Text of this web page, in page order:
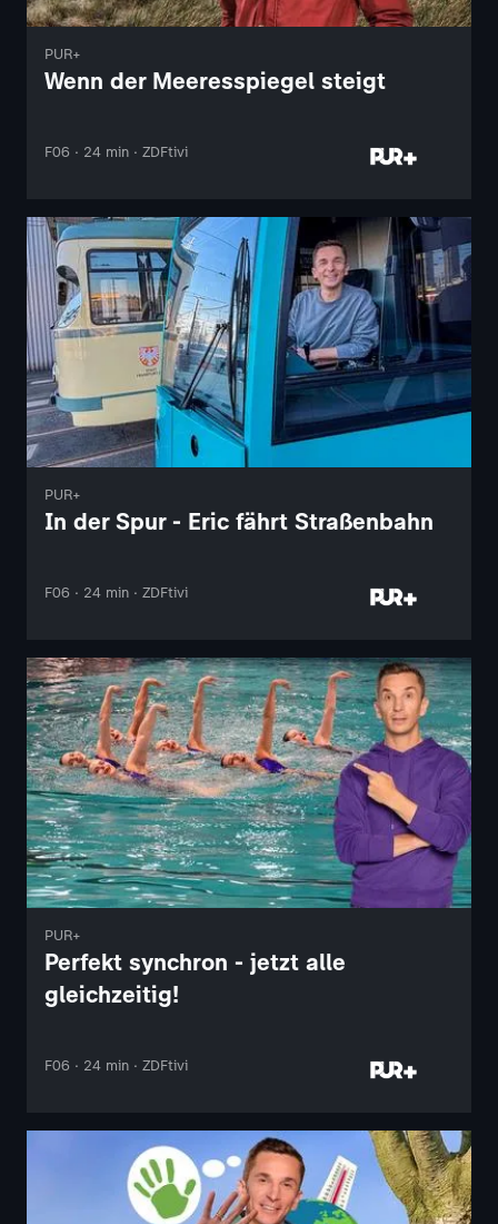
PUR+
Wenn der Meeresspiegel steigt
F06 · 24 min · ZDFtivi
PUR+
In der Spur - Eric fährt Straßenbahn
F06 · 24 min · ZDFtivi
PUR+
Perfekt synchron - jetzt alle
gleichzeitig!
F06 · 24 min · ZDFtivi